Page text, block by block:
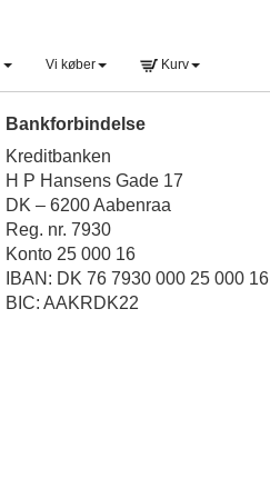
Vi køber Kurv
Bankforbindelse
Kreditbanken
H P Hansens Gade 17
DK – 6200 Aabenraa
Reg. nr. 7930
Konto 25 000 16
IBAN: DK 76 7930 000 25 000 16
BIC: AAKRDK22